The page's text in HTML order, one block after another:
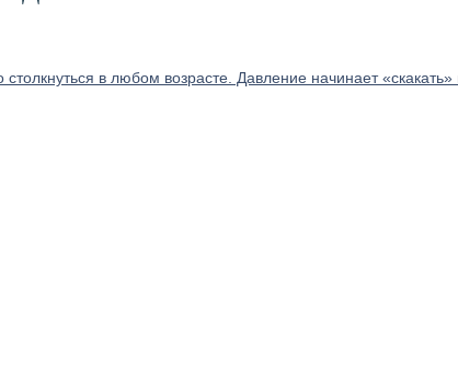
в любом возрасте. Давление начинает